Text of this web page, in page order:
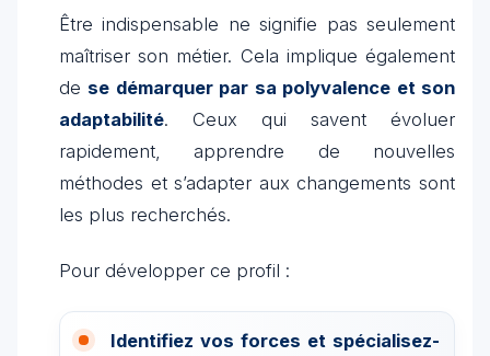
Être indispensable ne signifie pas seulement
maîtriser son métier. Cela implique également
de se démarquer par sa polyvalence et son
adaptabilité. Ceux qui savent évoluer
rapidement, apprendre de nouvelles
méthodes et s’adapter aux changements sont
les plus recherchés.
Pour développer ce profil :
Identifiez vos forces et spécialisez-